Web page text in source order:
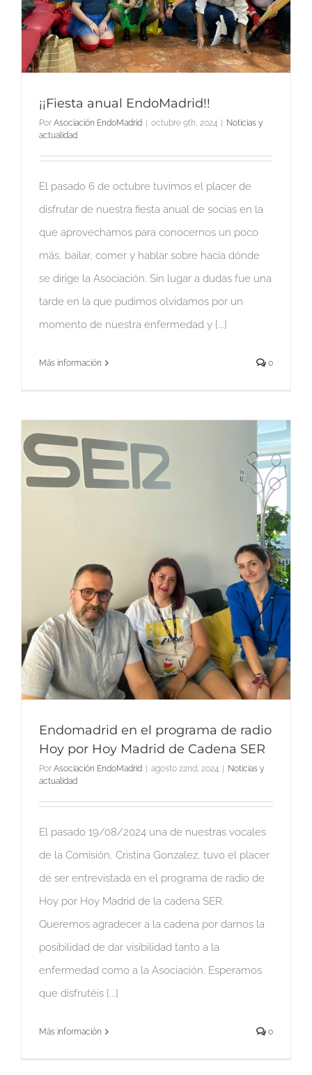
¡¡Fiesta anual EndoMadrid!!
Por Asociación EndoMadrid | octubre 9th, 2024 | Noticias y
actualidad
El pasado 6 de octubre tuvimos el placer de
disfrutar de nuestra fiesta anual de socias en la
que aprovechamos para conocernos un poco
más, bailar, comer y hablar sobre hacía dónde
se dirige la Asociación. Sin lugar a dudas fue una
tarde en la que pudimos olvidamos por un
momento de nuestra enfermedad y [...]
Más información 0
Endomadrid en el programa de radio
Hoy por Hoy Madrid de Cadena SER
Por Asociación EndoMadrid agosto 22nd, 2024
Noticias y
actualidad
El pasado 19/08/2024 una de nuestras vocales
de la Comisión, Cristina Gonzalez, tuvo el placer
de ser entrevistada en el programa de radio de
Hoy por Hoy Madrid de la cadena SER.
Queremos agradecer a la cadena por darnos la
posibilidad de dar visibilidad tanto a la
enfermedad como a la Asociación. Esperamos
que disfrutéis [...]
Más información 0